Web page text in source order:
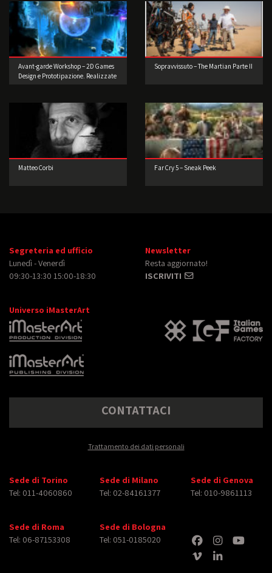
Avant-garde Workshop – 2D Games
Design e Prototipazione. Realizzate
Sopravvissuto – The Martian Parte II
Matteo Corbi Far Cry 5 – Sneak Peek
Segreteria ed ufficio
Lunedì - Venerdì
09:30-13:30 15:00-18:30
Newsletter
Resta aggiornato!
ISCRIVITI
Universo iMasterArt
CONTATTACI
Trattamento dei dati personali
Sede di Torino
Tel: 011-4060860
Sede di Milano
Tel: 02-84161377
Sede di Genova
Tel: 010-9861113
Sede di Roma
Tel: 06-87153308
Sede di Bologna
Tel: 051-0185020